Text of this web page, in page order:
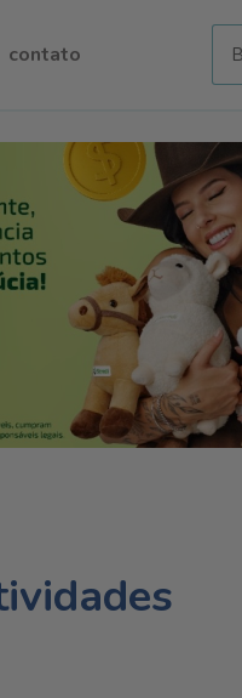
contato